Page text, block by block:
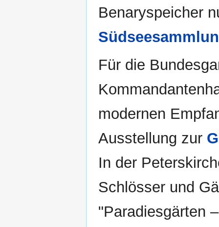
Benaryspeicher
Für die
modernen
Ausstellung zur
In der
Schlösser und
"Paradiesgärten